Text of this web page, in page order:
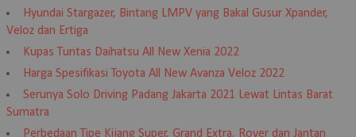
Hyundai Stargazer, Bintang LMPV yang Bakal Gusur Xpander,
Veloz dan Ertiga
Kupas Tuntas Daihatsu All New Xenia 2022
Harga Spesifikasi Toyota All New Avanza Veloz 2022
Serunya Solo Driving Padang Jakarta 2021 Lewat Lintas Barat
Sumatra
Perbedaan Tipe Kijang Super, Grand Extra, Rover dan Jantan